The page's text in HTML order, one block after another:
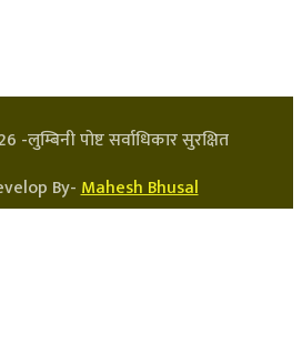
-लुम्बिनी पोष्ट सर्वाधिकार सुरक्षित
By-Mahesh Bhusal